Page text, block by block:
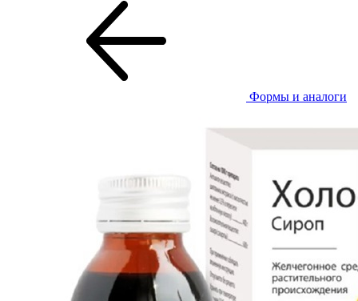
Формы и аналоги